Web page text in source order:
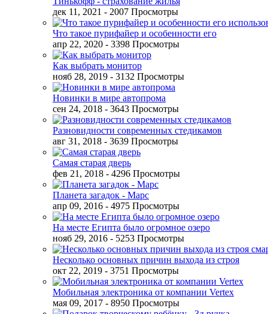
дек 11, 2021 - 2007 Просмотры
Что такое пурифайер и особенности его
апр 22, 2020 - 3398 Просмотры
Как выбрать монитор
нояб 28, 2019 - 3132 Просмотры
Новинки в мире автопрома
сен 24, 2018 - 3643 Просмотры
Разновидности современных стедикамов
авг 31, 2018 - 3639 Просмотры
Самая старая дверь
фев 21, 2018 - 4296 Просмотры
Планета загадок - Марс
апр 09, 2016 - 4975 Просмотры
На месте Египта было огромное озеро
нояб 29, 2016 - 5253 Просмотры
Несколько основных причин выхода из строя
окт 22, 2019 - 3751 Просмотры
Мобильная электроника от компании Vertex
мая 09, 2017 - 8950 Просмотры